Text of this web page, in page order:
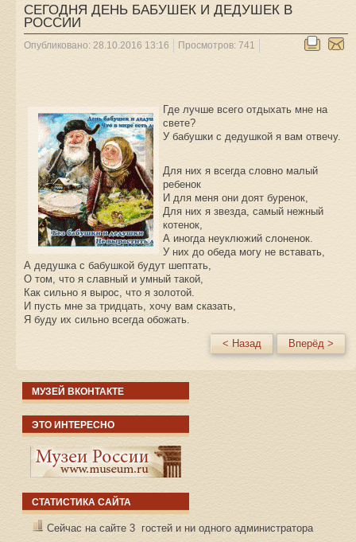
СЕГОДНЯ ДЕНЬ БАБУШЕК И ДЕДУШЕК В
РОССИИ
Опубликовано: 28.10.2016 13:16 Просмотров: 741
Где лучше всего отдыхать мне на
свете?
У бабушки с дедушкой я вам отвечу.
Для них я всегда словно малый
ребенок
И для меня они доят буренок,
Для них я звезда, самый нежный
котенок,
А иногда неуклюжий слоненок.
У них до обеда могу не вставать,
А дедушка с бабушкой будут шептать,
О том, что я славный и умный такой,
Как сильно я вырос, что я золотой.
И пусть мне за тридцать, хочу вам сказать,
Я буду их сильно всегда обожать.
< Назад
Вперёд >
МУЗЕЙ ВКОНТАКТЕ
ЭТО ИНТЕРЕСНО
СТАТИСТИКА САЙТА
Сейчас на сайте 3 гостей и ни одного администратора